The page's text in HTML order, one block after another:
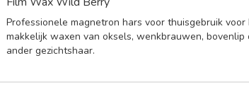
Professionele magnetron hars voor thuisgebruik voor
makkelijk waxen van oksels, wenkbrauwen, bovenlip
ander gezichtshaar.